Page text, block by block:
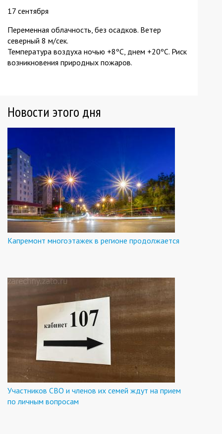
17 сентября
Переменная облачность, без осадков. Ветер
северный 8 м/сек.
Температура воздуха ночью +8ºС, днем +20ºС. Риск
возникновения природных пожаров.
Новости этого дня
Капремонт многоэтажек в регионе продолжается
Участников СВО и членов их семей ждут на прием
по личным вопросам